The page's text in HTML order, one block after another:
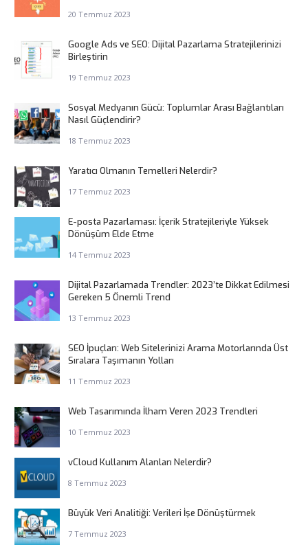
20 Temmuz 2023
Google Ads ve SEO: Dijital Pazarlama Stratejilerinizi
Birleştirin
19 Temmuz 2023
Sosyal Medyanın Gücü: Toplumlar Arası Bağlantıları
Nasıl Güçlendirir?
18 Temmuz 2023
Yaratıcı Olmanın Temelleri Nelerdir?
17 Temmuz 2023
E-posta Pazarlaması: İçerik Stratejileriyle Yüksek
Dönüşüm Elde Etme
14 Temmuz 2023
Dijital Pazarlamada Trendler: 2023’te Dikkat Edilmesi
Gereken 5 Önemli Trend
13 Temmuz 2023
SEO İpuçları: Web Sitelerinizi Arama Motorlarında Üst
Sıralara Taşımanın Yolları
11 Temmuz 2023
Web Tasarımında İlham Veren 2023 Trendleri
10 Temmuz 2023
vCloud Kullanım Alanları Nelerdir?
8 Temmuz 2023
Büyük Veri Analitiği: Verileri İşe Dönüştürmek
7 Temmuz 2023